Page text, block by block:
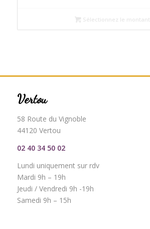
Sélectionnez le montant
Vertou
58 Route du Vignoble
44120 Vertou
02 40 34 50 02
Lundi uniquement sur rdv
Mardi 9h – 19h
Jeudi / Vendredi 9h -19h
Samedi 9h – 15h